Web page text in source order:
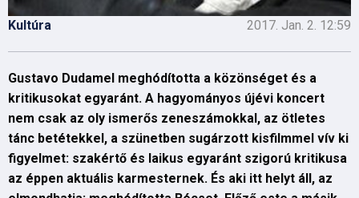
Kultúra 2017. Jan. 2. 12:59
Gustavo Dudamel meghódította a közönséget és a
kritikusokat egyaránt. A hagyományos újévi koncert
nem csak az oly ismerős zeneszámokkal, az ötletes
tánc betétekkel, a szünetben sugárzott kisfilmmel vív ki
figyelmet: szakértő és laikus egyaránt szigorú kritikusa
az éppen aktuális karmesternek. És aki itt helyt áll, az